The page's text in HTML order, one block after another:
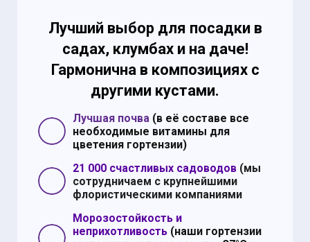
Лучший выбор для посадки в
садах, клумбах и на даче!
Гармонична в композициях с
другими кустами.
Лучшая почва (в её составе все
необходимые витамины для
цветения гортензии)
21 000 счастливых садоводов (мы
сотрудничаем с крупнейшими
флористическими компаниями
Морозостойкость и
неприхотливость (наши гортензии